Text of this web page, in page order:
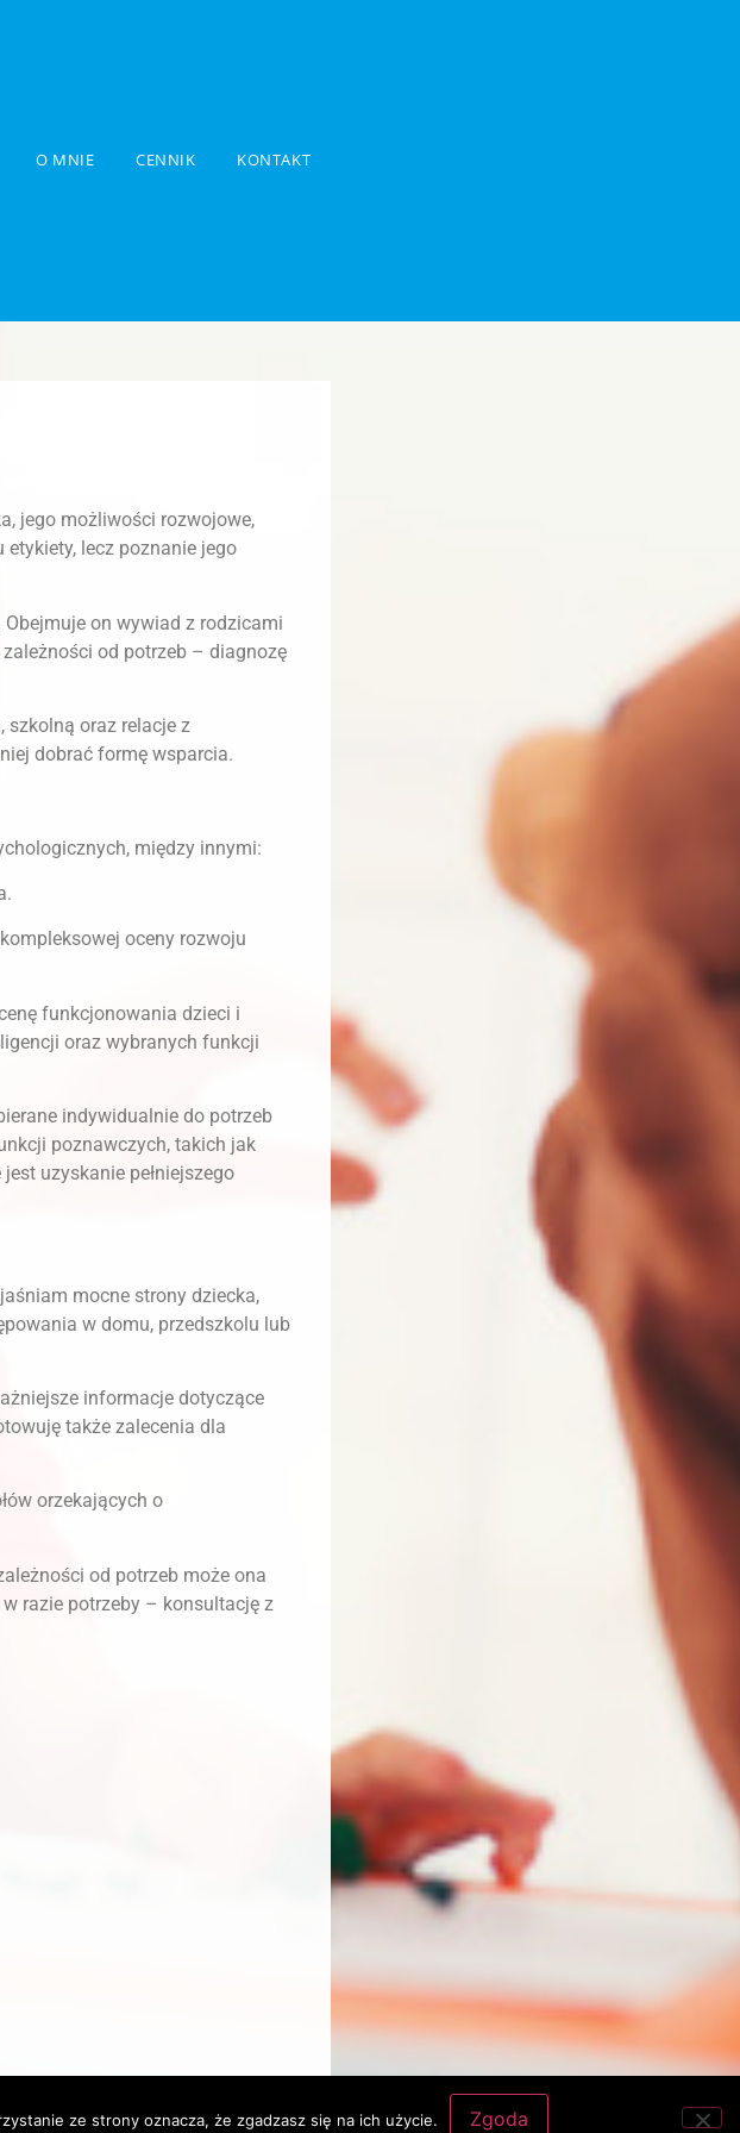
O MNIE CENNIK KONTAKT
jego możliwości rozwojowe,
lecz poznanie jego
on wywiad z rodzicami
od potrzeb – diagnozę
szkolną oraz relacje z
dobrać formę wsparcia.
między innymi:
oceny rozwoju
funkcjonowania dzieci i
oraz wybranych funkcji
indywidualnie do potrzeb
poznawczych, takich jak
uzyskanie pełniejszego
mocne strony dziecka,
w domu, przedszkolu lub
informacje dotyczące
także zalecenia dla
orzekających o
od potrzeb może ona
razie potrzeby – konsultację z
ze strony oznacza, że zgadzasz się na ich użycie. Zgoda